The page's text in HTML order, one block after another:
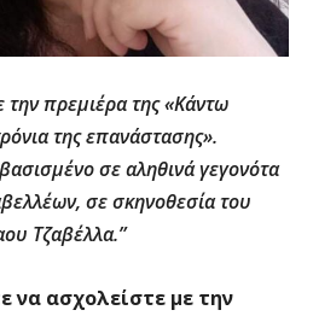
την πρεμιέρα της «Κάντω
της επανάστασης».
σε αληθινά γεγονότα
σε σκηνοθεσία του
Τζαβέλλα.”
να ασχολείστε με την